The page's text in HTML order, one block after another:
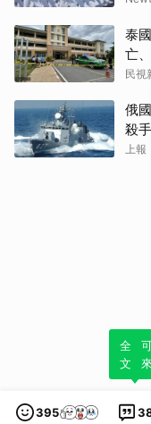
泰
亡
民視
俄
殺
上報
395
全新
文來